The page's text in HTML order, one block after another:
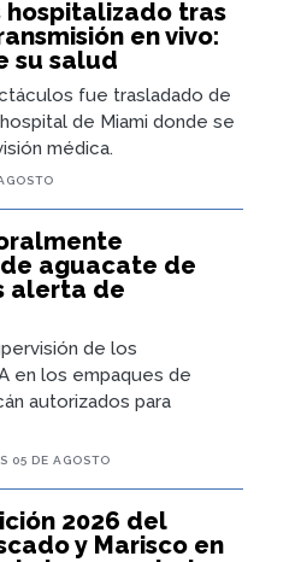
hospitalizado tras
en vivo:
su salud
fue trasladado de
de Miami donde se
médica.
aguacate de
alerta de
de los
en los empaques de
autorizados para
05 DE AGOSTO
2026 del
y Marisco en